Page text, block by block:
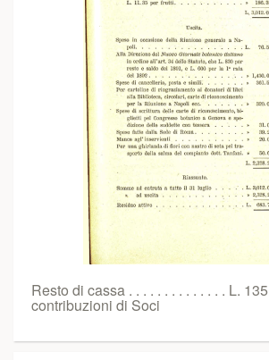
Resto di cassa . . . . . . . . . . . . . . L.
contribuzioni di Soci